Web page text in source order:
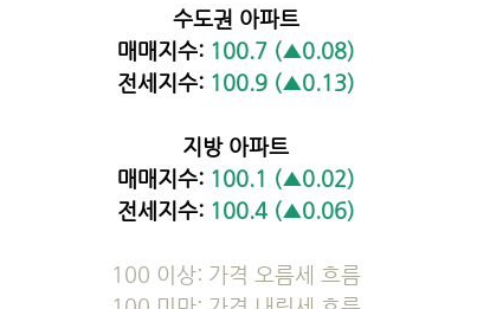
수도권 아파트
매매지수: 100.7 (▲0.08)
전세지수: 100.9 (▲0.13)
지방 아파트
매매지수: 100.1 (▲0.02)
전세지수: 100.4 (▲0.06)
100 이상: 가격 오름세 흐름